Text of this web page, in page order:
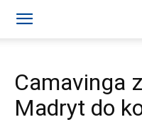
Camavinga
Madryt do